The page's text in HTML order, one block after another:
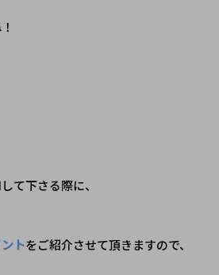
て下さる際に、
トをご紹介させて頂きますので、